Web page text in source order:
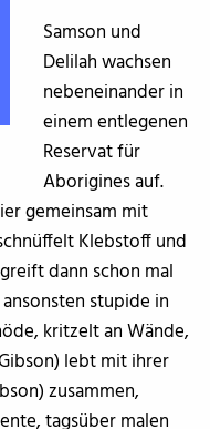
Samson und
Delilah wachsen
nebeneinander in
einem entlegenen
Reservat für
Aborigines auf.
gemeinsam mit
Klebstoff und
dann schon mal
stupide in
kritzelt an Wände,
lebt mit ihrer
zusammen,
tagsüber malen